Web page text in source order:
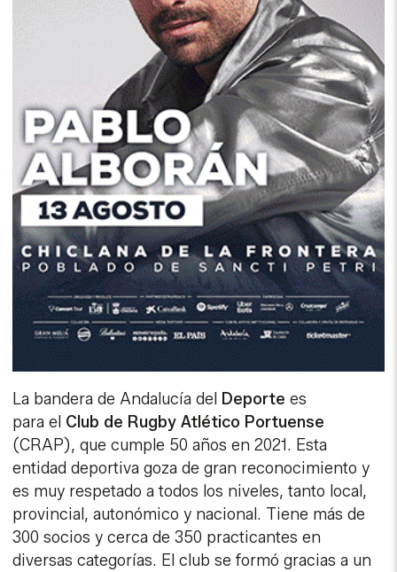
La bandera de Andalucía del Deporte es
para el Club de Rugby Atlético Portuense
(CRAP), que cumple 50 años en 2021. Esta
entidad deportiva goza de gran reconocimiento y
es muy respetado a todos los niveles, tanto local,
provincial, autonómico y nacional. Tiene más de
300 socios y cerca de 350 practicantes en
diversas categorías. El club se formó gracias a un